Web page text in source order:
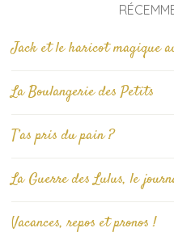
Jack et le haricot magique
La Boulangerie des Petits
T’as pris du pain ?
La Guerre des Lulus, le
Vacances, repos et pronos !